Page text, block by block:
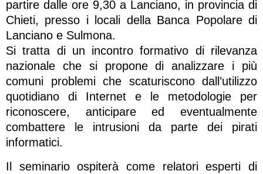
partire dalle ore 9,30 a Lanciano, in provincia di
Chieti, presso i locali della Banca Popolare di
Lanciano e Sulmona.
Si tratta di un incontro formativo di rilevanza
nazionale che si propone di analizzare i più
comuni problemi che scaturiscono dall’utilizzo
quotidiano di Internet e le metodologie per
riconoscere, anticipare ed eventualmente
combattere le intrusioni da parte dei pirati
informatici.
Il seminario ospiterà come relatori esperti di